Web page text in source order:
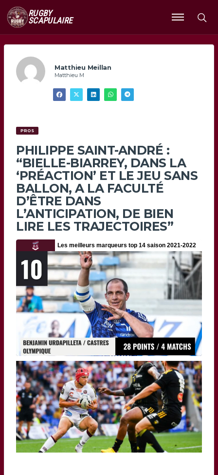
RUGBY
SCAPULAIRE
Ouvrir
le
Matthieu Meillan
Matthieu M
PROS
PHILIPPE SAINT-ANDRÉ :
“BIELLE-BIARREY, DANS LA
‘PRÉACTION’ ET LE JEU SANS
BALLON, A LA FACULTÉ
D’ÊTRE DANS
L’ANTICIPATION, DE BIEN
LIRE LES TRAJECTOIRES”